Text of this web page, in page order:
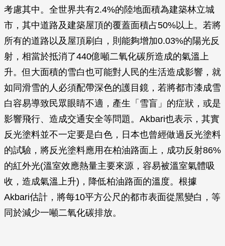
考慮其中。全世界共有2.4%的陸地面積為建築林立城
市，其中道路及建築屋頂的覆蓋面積占50%以上。若將
所有的道路以及屋頂刷白，則能夠增加0.03%的陽光反
射，相當於抵消了440億噸二氧化碳所造成的氣溫上
升。但大面積的雪白也可能對人民的生活造成影響，就
如同滑雪的人必須配帶深色的護目鏡，若將都市漆成雪
白容易導致民眾眼睛不適，產生「雪盲」的症狀，或是
影響飛行、造成交通安全等問題。Akbari也表示，其實
反光塗料並不一定要是白色，日本也曾經做過反光塗料
的試驗，將反光塗料應用在柏油路面上，成功反射86%
的紅外光(溫室效應熱量主要來源，容易被溫室氣體吸
收，造成氣溫上升)，降低柏油路面的溫度。根據
Akbari估計，將每10平方公尺的都市表面從黑變白，等
同於減少一噸二氧化碳排放。